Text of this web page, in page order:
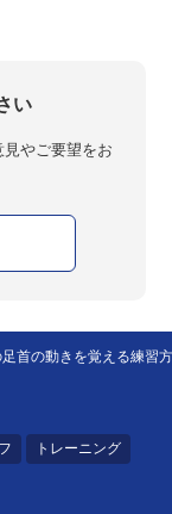
い
やご要望をお
首の動きを覚える練習
トレーニング